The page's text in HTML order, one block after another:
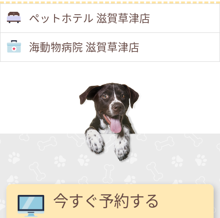
ペットホテル 滋賀草津店
海動物病院 滋賀草津店
今すぐ予約する